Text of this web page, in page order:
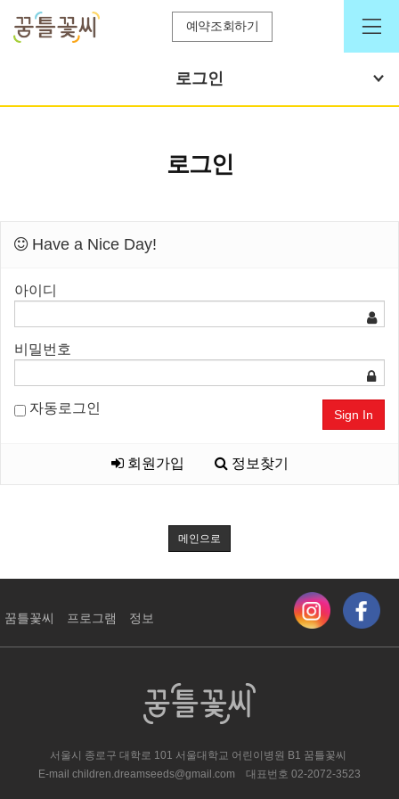
예약조회하기
로그인
로그인
Have a Nice Day!
아이디
비밀번호
자동로그인 Sign In
회원가입 정보찾기
메인으로
꿈틀꽃씨 프로그램 정보
서울시 종로구 대학로 101 서울대학교 어린이병원 ​B1 꿈틀꽃씨
E-mail children.dreamseeds@gmail.com 대표번호 02-2072-3523